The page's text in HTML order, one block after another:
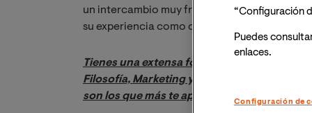
un intercambio muy fructífero, y esta es solo
su experiencia como comisario.
Tienes una extensa formación en los
Filosofía, Marketing y Educación ¿Nos
son los que más te apasionan?
“Configuración
Puedes
enlaces.
Configuración de